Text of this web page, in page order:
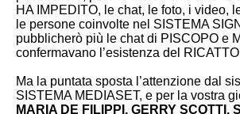
HA IMPEDITO, le chat, le foto, i video,
le persone coinvolte nel SISTEMA
pubblicherò più le chat di PISCOPO e
confermavano l’esistenza del
Ma la puntata sposta l’attenzione dal
SISTEMA MEDIASET, e per la vostra
MARIA DE FILIPPI, GERRY SCOTTI,